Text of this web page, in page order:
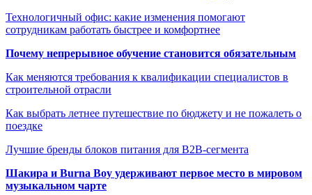
Технологичный офис: какие изменения помогают
сотрудникам работать быстрее и комфортнее
Почему непрерывное обучение становится обязательным
Как меняются требования к квалификации специалистов в
строительной отрасли
Как выбрать летнее путешествие по бюджету и не пожалеть о
поездке
Лучшие бренды блоков питания для B2B-сегмента
Шакира и Burna Boy удерживают первое место в мировом
музыкальном чарте